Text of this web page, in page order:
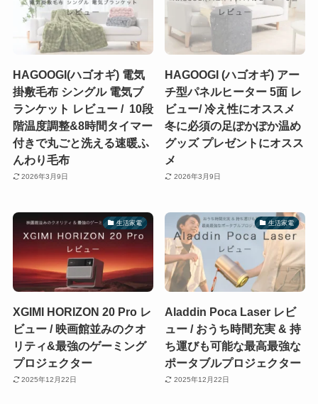
HAGOOGI(ハゴオギ) 電気
掛敷毛布 シングル 電気ブ
ランケット レビュー / 10段
階温度調整&8時間タイマー
付きで丸ごと洗える速暖ふ
んわり毛布
2026年3月9日
HAGOOGI (ハゴオギ) アー
チ型パネルヒーター 5面 レ
ビュー/ 冷え性にオススメ
冬に必須の足ぽかぽか温め
グッズ プレゼントにオスス
メ
2026年3月9日
生活家電
XGIMI HORIZON 20 Pro レ
ビュー / 映画館並みのクオ
リティ&最強のゲーミング
プロジェクター
2025年12月22日
生活家電
Aladdin Poca Laser レビ
ュー / おうち時間充実 & 持
ち運びも可能な最高最強な
ポータブルプロジェクター
2025年12月22日